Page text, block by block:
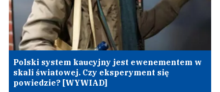
Polski system kaucyjny jest ewenementem w
skali światowej. Czy eksperyment się
powiedzie? [WYWIAD]